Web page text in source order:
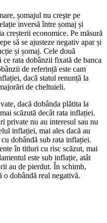
șomajul nu creşte pe
inversă între șomaj și
creșterii economice. Pe măsură
să se ajusteze negativ apar și
și șomaj. Cele două
ce rata dobânzii fixată de banca
de referință este cam
dacă statul renunță la
de cheltuieli.
dacă dobânda plătita la
scăzută decât rata inflației.
private nu au interesul sau nu
inflației, mai ales dacă au
dobândă sub rata inflației.
în titluri cu risc scăzut, mai
este sub inflație, atât
au de pierdut. În schimb,
o dobândă real negativă.